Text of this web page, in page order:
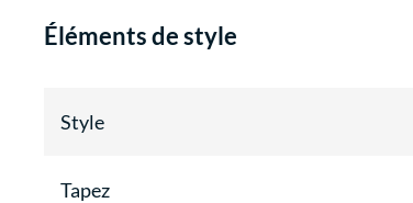
Éléments de style
Style
Tapez